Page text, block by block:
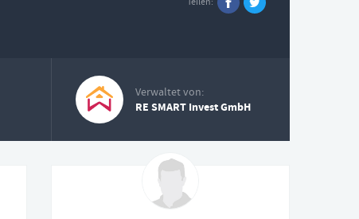
Verwaltet von:
RE SMART Invest GmbH